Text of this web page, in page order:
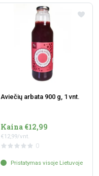
Aviečių arbata 900 g, 1 vnt.
Kaina €12,99
€12,99/vnt.
0
Pristatymas visoje Lietuvoje